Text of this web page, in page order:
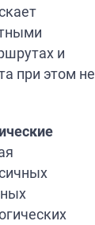
и
при этом не